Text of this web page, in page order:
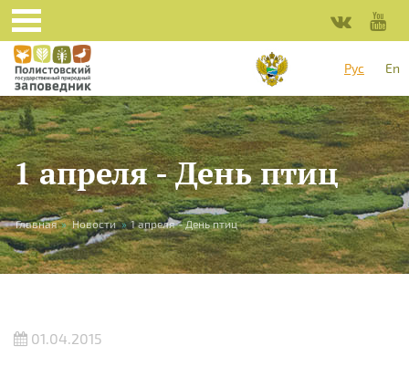
Перейти к основному содержанию
Рус
En
1 апреля - День птиц
Вы здесь
Главная » Новости » 1 апреля - День птиц
01.04.2015